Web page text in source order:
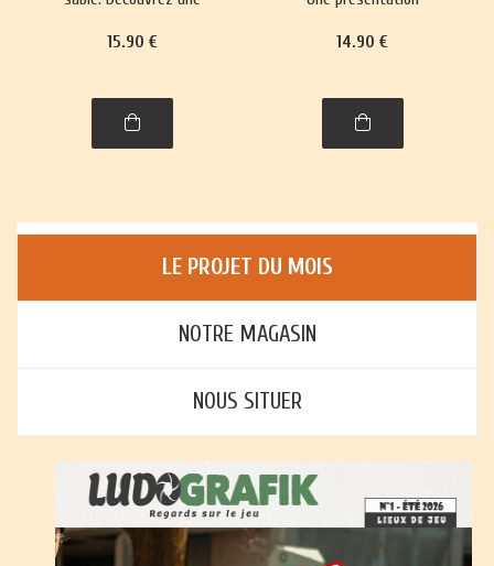
richement illustrés,
histoire et leurs règles.
15.90 €
règles et histoire, de plus
cartes, jeux de plateau,
jeux d'enfants et jeux
14.90 €
LE PROJET DU MOIS
NOTRE MAGASIN
NOUS SITUER